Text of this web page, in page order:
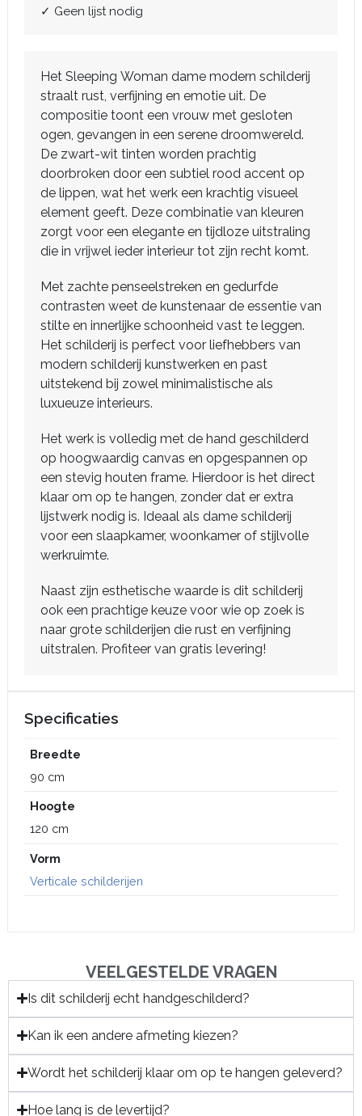
✓ Geen lijst nodig
Het Sleeping Woman dame modern schilderij
straalt rust, verfijning en emotie uit. De
compositie toont een vrouw met gesloten
ogen, gevangen in een serene droomwereld.
De zwart-wit tinten worden prachtig
doorbroken door een subtiel rood accent op
de lippen, wat het werk een krachtig visueel
element geeft. Deze combinatie van kleuren
zorgt voor een elegante en tijdloze uitstraling
die in vrijwel ieder interieur tot zijn recht komt.
Met zachte penseelstreken en gedurfde
contrasten weet de kunstenaar de essentie van
stilte en innerlijke schoonheid vast te leggen.
Het schilderij is perfect voor liefhebbers van
modern schilderij kunstwerken en past
uitstekend bij zowel minimalistische als
luxueuze interieurs.
Het werk is volledig met de hand geschilderd
op hoogwaardig canvas en opgespannen op
een stevig houten frame. Hierdoor is het direct
klaar om op te hangen, zonder dat er extra
lijstwerk nodig is. Ideaal als dame schilderij
voor een slaapkamer, woonkamer of stijlvolle
werkruimte.
Naast zijn esthetische waarde is dit schilderij
ook een prachtige keuze voor wie op zoek is
naar grote schilderijen die rust en verfijning
uitstralen. Profiteer van gratis levering!
Specificaties
Breedte
90 cm
Hoogte
120 cm
Vorm
Verticale schilderijen
VEELGESTELDE VRAGEN
Is dit schilderij echt handgeschilderd?
Kan ik een andere afmeting kiezen?
Wordt het schilderij klaar om op te hangen geleverd?
Hoe lang is de levertijd?